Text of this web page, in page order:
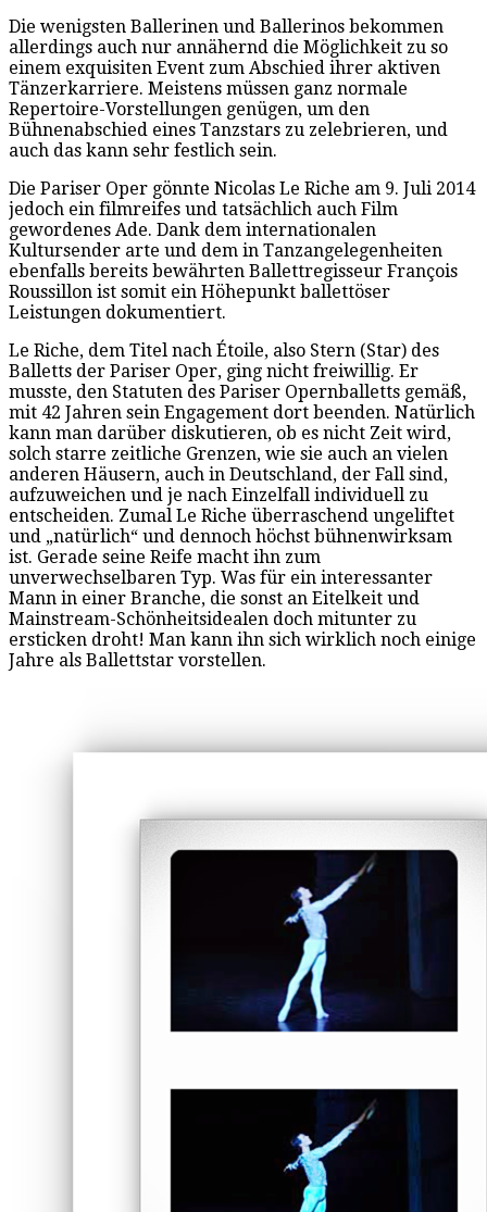
Die wenigsten Ballerinen und Ballerinos bekommen
allerdings auch nur annähernd die Möglichkeit zu so
einem exquisiten Event zum Abschied ihrer aktiven
Tänzerkarriere. Meistens müssen ganz normale
Repertoire-Vorstellungen genügen, um den
Bühnenabschied eines Tanzstars zu zelebrieren, und
auch das kann sehr festlich sein.
Die Pariser Oper gönnte Nicolas Le Riche am 9. Juli 2014
jedoch ein filmreifes und tatsächlich auch Film
gewordenes Ade. Dank dem internationalen
Kultursender arte und dem in Tanzangelegenheiten
ebenfalls bereits bewährten Ballettregisseur François
Roussillon ist somit ein Höhepunkt ballettöser
Leistungen dokumentiert.
Le Riche, dem Titel nach Étoile, also Stern (Star) des
Balletts der Pariser Oper, ging nicht freiwillig. Er
musste, den Statuten des Pariser Opernballetts gemäß,
mit 42 Jahren sein Engagement dort beenden. Natürlich
kann man darüber diskutieren, ob es nicht Zeit wird,
solch starre zeitliche Grenzen, wie sie auch an vielen
anderen Häusern, auch in Deutschland, der Fall sind,
aufzuweichen und je nach Einzelfall individuell zu
entscheiden. Zumal Le Riche überraschend ungeliftet
und „natürlich“ und dennoch höchst bühnenwirksam
ist. Gerade seine Reife macht ihn zum
unverwechselbaren Typ. Was für ein interessanter
Mann in einer Branche, die sonst an Eitelkeit und
Mainstream-Schönheitsidealen doch mitunter zu
ersticken droht! Man kann ihn sich wirklich noch einige
Jahre als Ballettstar vorstellen.